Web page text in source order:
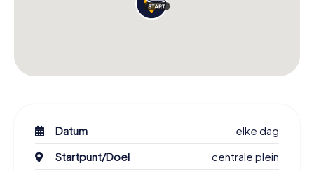
Datum
elke dag
Startpunt/Doel
centrale plein